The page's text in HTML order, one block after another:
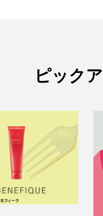
ピック